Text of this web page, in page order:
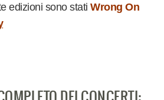
edizioni sono stati Wrong On